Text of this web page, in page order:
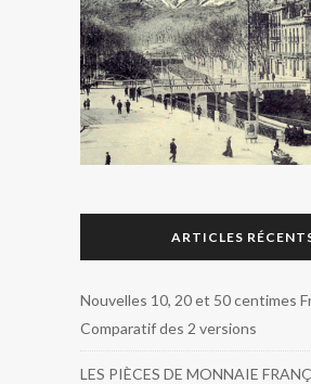
ARTICLES
Nouvelles 10, 20 et 50 centimes
Comparatif des 2 versions
LES PIÈCES DE MONNAIE